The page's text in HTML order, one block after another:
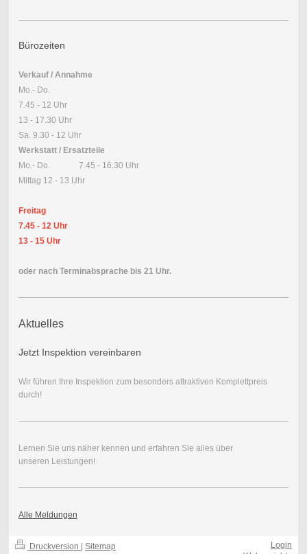
Bürozeiten
Verkauf / Annahme
Mo.- Do.
7.45 - 12 Uhr
13 - 17.30 Uhr
Sa. 9.30 - 12 Uhr
Werkstatt / Ersatzteile
Mo.- Do. 7.45 - 16.30 Uhr
Mittag 12 - 13 Uhr
Freitag
7.45 - 12 Uhr
13 - 15 Uhr
oder nach Terminabsprache bis 21 Uhr.
Aktuelles
Jetzt Inspektion vereinbaren
Wir führen Ihre Inspektion zum besonders attraktiven Komplettpreis
durch!
Lernen Sie uns näher kennen und erfahren Sie alles über
unseren Leistungen!
Alle Meldungen
Druckversion | Sitemap
Login